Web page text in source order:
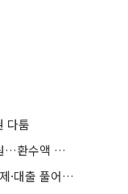
다툼
권익위 "부정하게 타낸 나랏돈 1300억 원…환수액 역대 최대"
장동혁 “집값 올려놓고 국민만 잡아⋯규제·대출 풀어야”